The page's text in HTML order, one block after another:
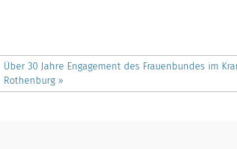
Über 30 Jahre Engagement des Frauenbundes im
Rothenburg »